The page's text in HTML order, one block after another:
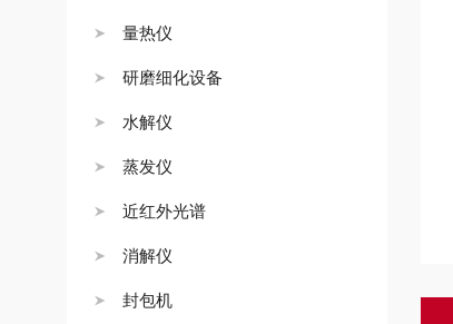
量热仪
研磨细化设备
水解仪
蒸发仪
近红外光谱
消解仪
封包机